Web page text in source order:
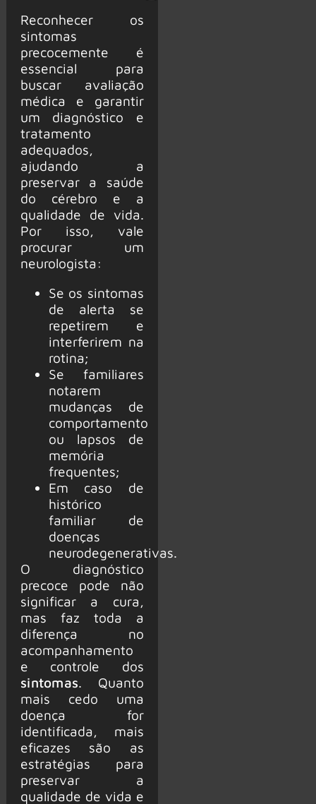
Reconhecer os
sintomas
precocemente é
essencial para
buscar avaliação
médica e garantir
um diagnóstico e
tratamento
adequados,
ajudando a
preservar a saúde
do cérebro e a
qualidade de vida.
Por isso, vale
procurar um
neurologista:
Se os sintomas
de alerta se
repetirem e
interferirem na
rotina;
Se familiares
notarem
mudanças de
comportamento
ou lapsos de
memória
frequentes;
Em caso de
histórico
familiar de
doenças
neurodegenerativas.
O diagnóstico
precoce pode não
significar a cura,
mas faz toda a
diferença no
acompanhamento
e controle dos
sintomas. Quanto
mais cedo uma
doença for
identificada, mais
eficazes são as
estratégias para
preservar a
qualidade de vida e